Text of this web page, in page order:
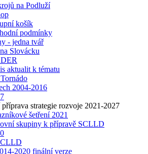
na Podluží
košík
podmínky
- jedna tvář
Slovácku
aktualit k tématu
2004-2016
strategie rozvoje 2021-2027
šetření 2021
skupiny k přípravě SCLLD
2020 finální verze